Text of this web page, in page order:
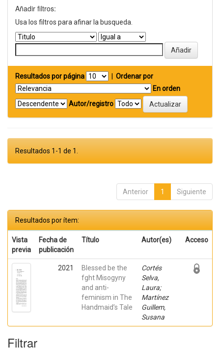
Añadir filtros:
Usa los filtros para afinar la busqueda.
Resultados por página
Ordenar por
En orden
Autor/registro
Resultados 1-1 de 1.
Anterior 1 Siguiente
Resultados por ítem:
Vista
previa
Fecha de
publicación
Título Autor(es) Acceso
2021
Blessed be the
fght Misogyny
and anti-
feminism in The
Handmaid’s Tale
Cortés
Selva,
Laura;
Martínez
Guillem,
Susana
Filtrar